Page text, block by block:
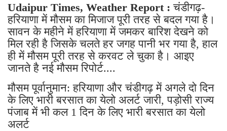
Udaipur Times, Weather Report :चंडीगढ़-
हरियाणा में मौसम का मिजाज पूरी तरह से बदल गया है।
सावन के महीने में हरियाणा में जमकर बारिश देखने को
मिल रही है जिसके चलते हर जगह पानी भर गया है, हाल
ही में मौसम पूरी तरह से करवट ले चुका है। आइए
जानते है नई मौसम रिपोर्ट....
मौसम पूर्वानुमान: हरियाणा और चंडीगढ़ में अगले दो दिन
के लिए भारी बरसात का येलो अलर्ट जारी, पड़ोसी राज्य
पंजाब में भी कल 1 दिन के लिए भारी बरसात का येलो
अलर्ट